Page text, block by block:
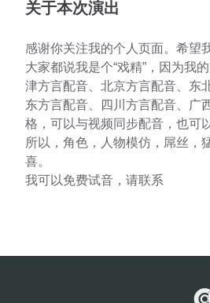
关于本次演出
感谢你关注我的个人页面。希望
大家都说我是个“戏精”，因为我
津方言配音、北京方言配音、东
东方言配音、四川方言配音、广
格，可以与视频同步配音，也可
所以，角色，人物模仿，屌丝，
喜。
我可以免费试音，请联系